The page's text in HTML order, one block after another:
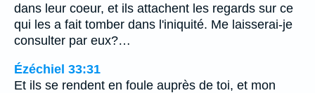
dans leur coeur, et ils attachent les regards sur ce
qui les a fait tomber dans l'iniquité. Me laisserai-je
consulter par eux?…
Ézéchiel 33:31
Et ils se rendent en foule auprès de toi, et mon